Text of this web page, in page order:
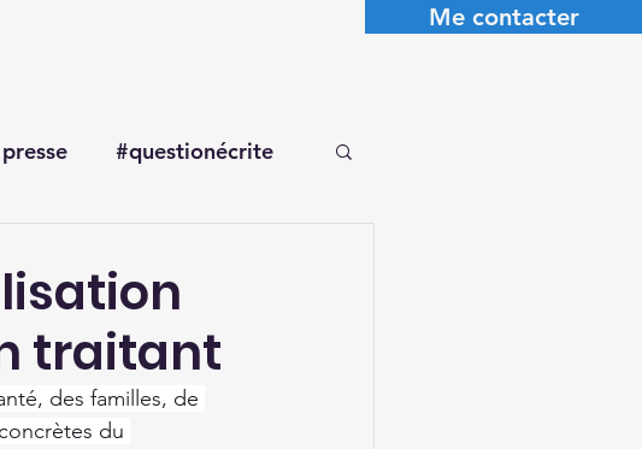
Me contacter
#questionécrite
traitant
des familles, de
du